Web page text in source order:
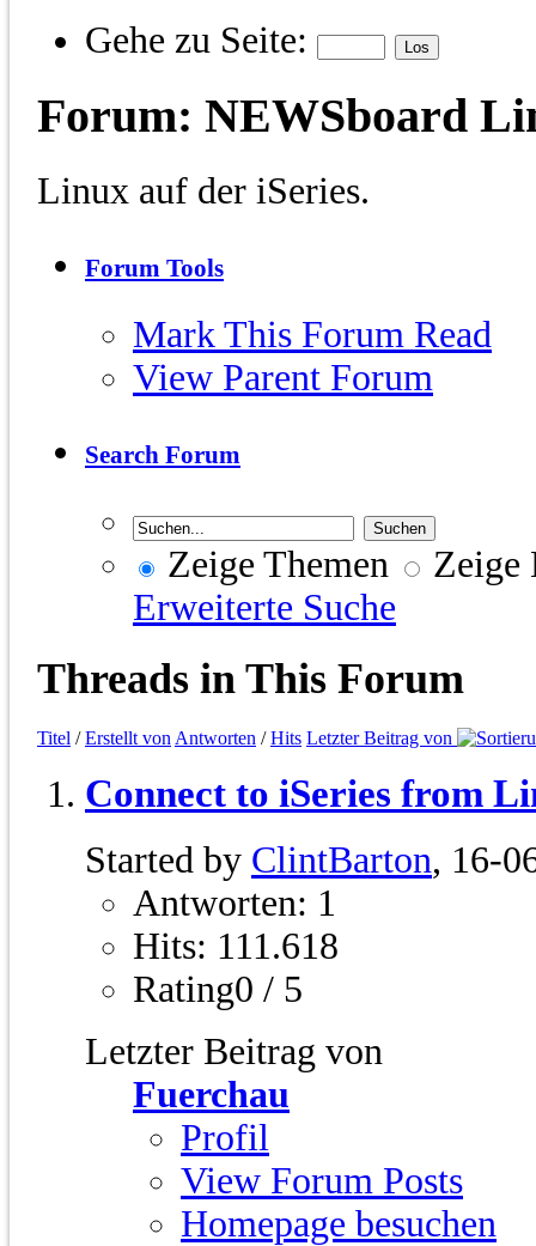
Gehe zu Seite:
Forum: NEWSboard
Linux auf der iSeries.
Forum Tools
Mark This Forum Read
View Parent Forum
Search Forum
Zeige Themen
Zeige
Erweiterte Suche
Threads in This Forum
Titel /Erstellt von Antworten /Hits Letzter Beitrag von
Connect to iSeries from
Started by ClintBarton, 16-
Antworten: 1
Hits: 111.618
Rating0 / 5
Letzter Beitrag von
Fuerchau
Profil
View Forum Posts
Homepage besuchen